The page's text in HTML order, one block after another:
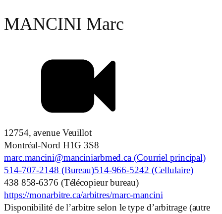
MANCINI Marc
12754, avenue Veuillot
Montréal-Nord H1G 3S8
marc.mancini@manciniarbmed.ca (Courriel principal)
514-707-2148 (Bureau)514-966-5242 (Cellulaire)
438 858-6376 (Télécopieur bureau)
https://monarbitre.ca/arbitres/marc-mancini
Disponibilité de l’arbitre selon le type d’arbitrage (autre